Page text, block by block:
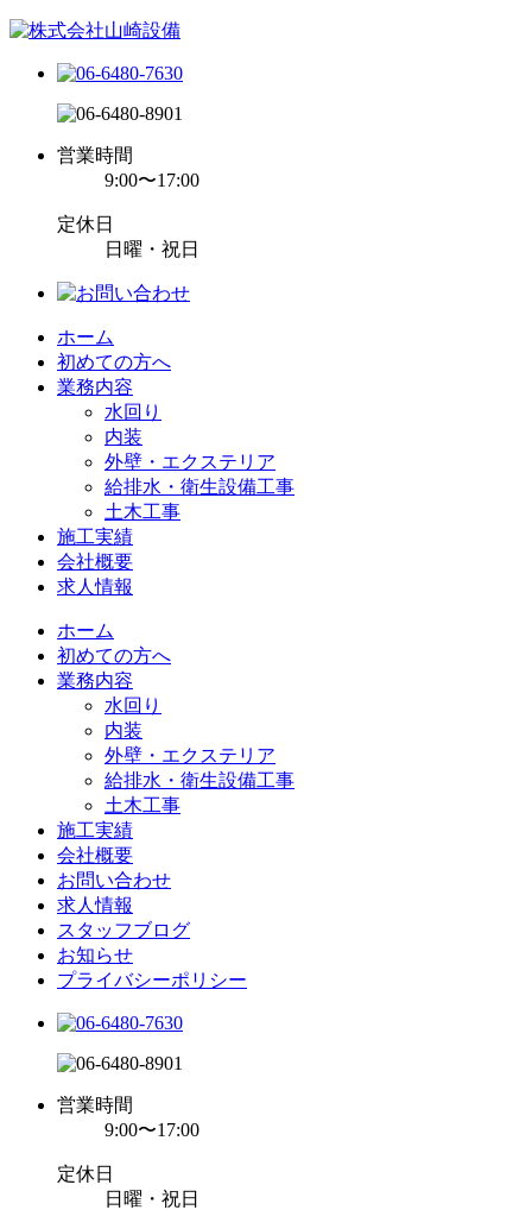
営業時間
9:00〜17:00
定休日
日曜・祝日
ホーム
初めての方へ
業務内容
水回り
内装
外壁・エクステリア
給排水・衛生設備工事
土木工事
施工実績
会社概要
求人情報
ホーム
初めての方へ
業務内容
水回り
内装
外壁・エクステリア
給排水・衛生設備工事
土木工事
施工実績
会社概要
お問い合わせ
求人情報
スタッフブログ
お知らせ
プライバシーポリシー
営業時間
9:00〜17:00
定休日
日曜・祝日